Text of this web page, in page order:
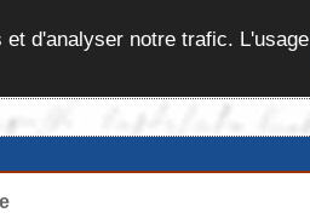
d'analyser notre trafic. L'usage